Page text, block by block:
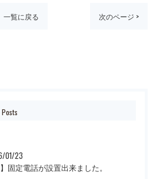
一覧に戻る 次のページ >
01/23
】固定電話が設置出来ました。